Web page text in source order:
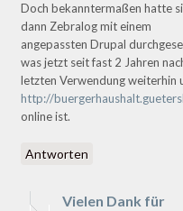
Doch bekanntermaßen hatte
dann Zebralog mit einem
angepassten Drupal
was jetzt seit fast 2 Jahren
letzten Verwendung weiterhin
http://
online ist.
Antworten
Vielen Dank für